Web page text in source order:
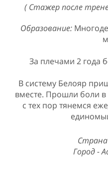
( Стажер после
Образование:
За плечами 2 года
В систему Белояр
вместе. Прошли боли в
с тех пор тянемся
Страна
Город -